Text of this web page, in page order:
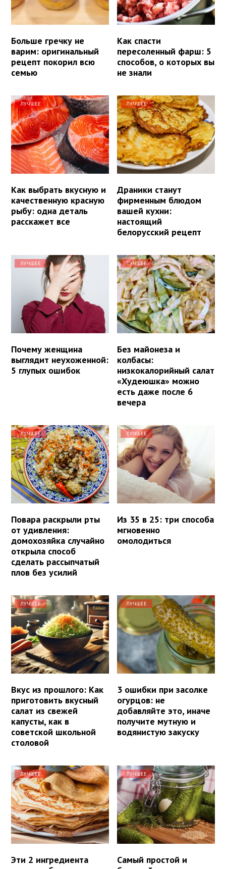
Больше гречку не
варим: оригинальный
рецепт покорил всю
семью
Как спасти
пересоленный фарш: 5
способов, о которых вы
не знали
ЛУЧШЕЕ
Как выбрать вкусную и
качественную красную
рыбу: одна деталь
расскажет все
ЛУЧШЕЕ
Драники станут
фирменным блюдом
вашей кухни:
настоящий
белорусский рецепт
ЛУЧШЕЕ
Почему женщина
выглядит неухоженной:
5 глупых ошибок
ЛУЧШЕЕ
Без майонеза и
колбасы:
низкокалорийный салат
«Худеюшка» можно
есть даже после 6
вечера
ЛУЧШЕЕ
Повара раскрыли рты
от удивления:
домохозяйка случайно
открыла способ
сделать рассыпчатый
плов без усилий
ЛУЧШЕЕ
Из 35 в 25: три способа
мгновенно
омолодиться
ЛУЧШЕЕ
Вкус из прошлого: Как
приготовить вкусный
салат из свежей
капусты, как в
советской школьной
столовой
ЛУЧШЕЕ
3 ошибки при засолке
огурцов: не
добавляйте это, иначе
получите мутную и
водянистую закуску
ЛУЧШЕЕ
Эти 2 ингредиента
ЛУЧШЕЕ
Самый простой и